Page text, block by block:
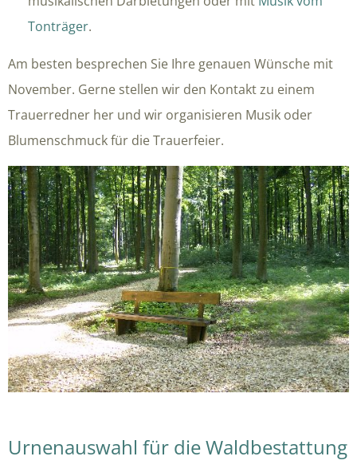
Tonträger.
Am besten besprechen Sie Ihre genauen Wünsche mit
November. Gerne stellen wir den Kontakt zu einem
Trauerredner her und wir organisieren Musik oder
Blumenschmuck für die Trauerfeier.
Urnenauswahl für die Waldbestattung